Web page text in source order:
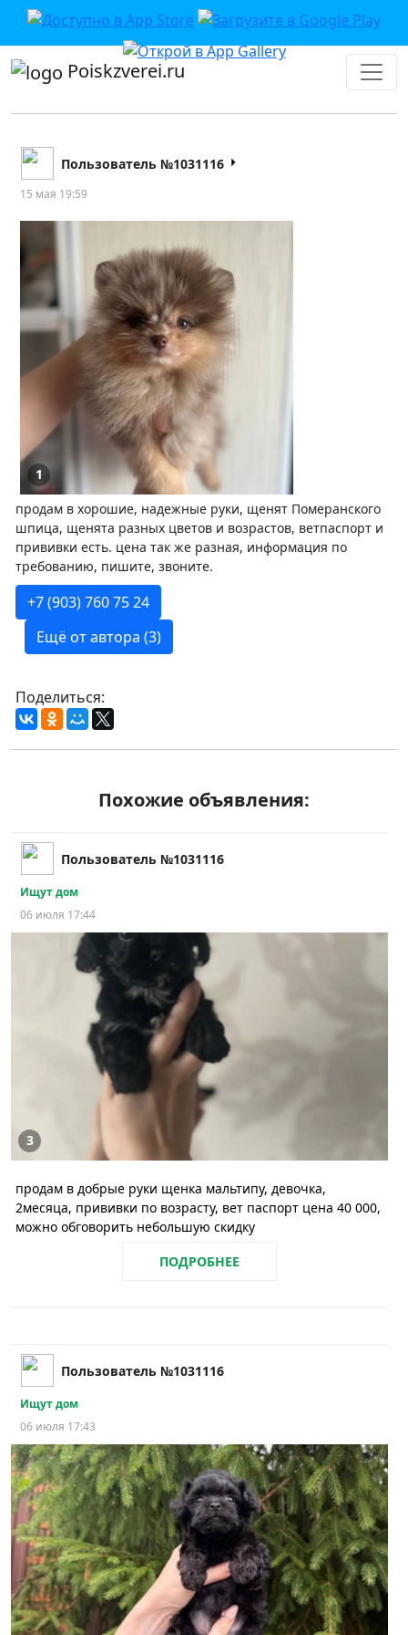
Poiskzverei.ru
Пользователь №1031116
15 мая 19:59
1
продам в хорошие, надежные руки, щенят Померанского
шпица, щенята разных цветов и возрастов, ветпаспорт и
прививки есть. цена так же разная, информация по
требованию, пишите, звоните.
+7 (903) 760 75 24
Ещё от автора (3)
Поделиться:
Похожие объявления:
Пользователь №1031116
Ищут дом
06 июля 17:44
3
продам в добрые руки щенка мальтипу, девочка,
2месяца, прививки по возрасту, вет паспорт цена 40 000,
можно обговорить небольшую скидку
ПОДРОБНЕЕ
Пользователь №1031116
Ищут дом
06 июля 17:43